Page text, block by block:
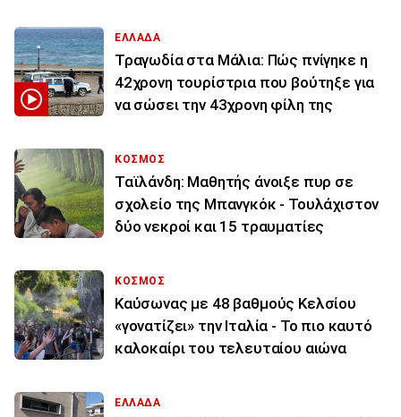
ΕΛΛΑΔΑ
Τραγωδία στα Μάλια: Πώς πνίγηκε η
42χρονη τουρίστρια που βούτηξε για
να σώσει την 43χρονη φίλη της
ΚΟΣΜΟΣ
Ταϊλάνδη: Μαθητής άνοιξε πυρ σε
σχολείο της Μπανγκόκ - Τουλάχιστον
δύο νεκροί και 15 τραυματίες
ΚΟΣΜΟΣ
Καύσωνας με 48 βαθμούς Κελσίου
«γονατίζει» την Ιταλία - Το πιο καυτό
καλοκαίρι του τελευταίου αιώνα
ΕΛΛΑΔΑ